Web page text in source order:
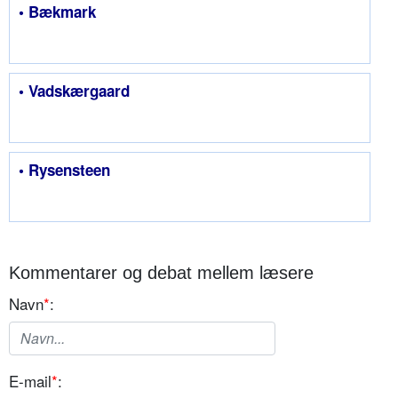
• Bækmark
• Vadskærgaard
• Rysensteen
Kommentarer og debat mellem læsere
Navn*:
E-mail*: